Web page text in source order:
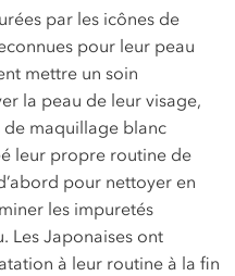
par les icônes de
pour leur peau
mettre un soin
la peau de leur visage,
maquillage blanc
leur propre routine de
pour nettoyer en
les impuretés
Les Japonaises ont
à leur routine à la fin